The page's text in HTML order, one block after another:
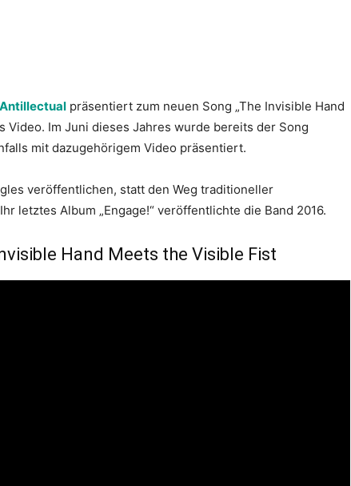
Antillectual präsentiert zum neuen Song „The Invisible Hand
Video. Im Juni dieses Jahres wurde bereits der Song
mit dazugehörigem Video präsentiert.
veröffentlichen, statt den Weg traditioneller
letztes Album „Engage!“ veröffentlichte die Band 2016.
Hand Meets the Visible Fist